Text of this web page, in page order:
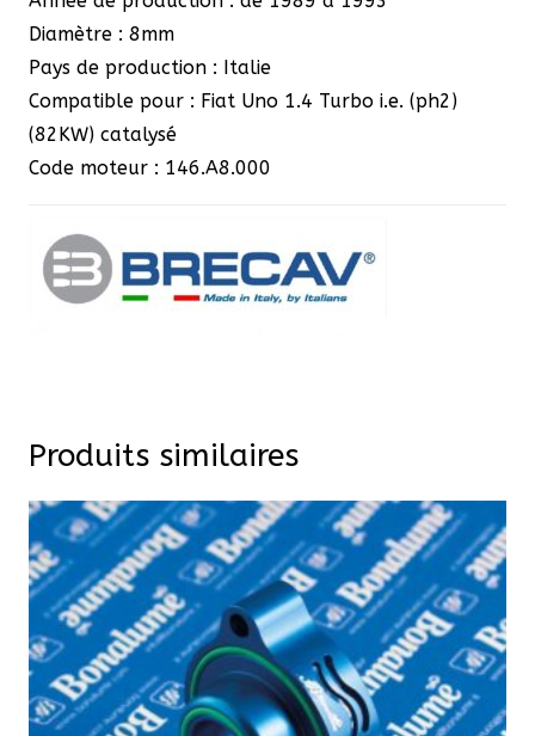
Diamètre : 8mm
Pays de production : Italie
Compatible pour : Fiat Uno 1.4 Turbo i.e. (ph2)
(82KW) catalysé
Code moteur : 146.A8.000
Produits similaires